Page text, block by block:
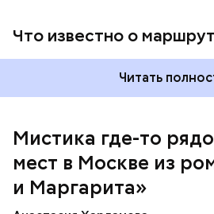
Что известно о
Читать
Мистика где-то
мест в Москве из
и Маргарита»
На данный момент квартира
стала Музеем Булгакова. В ней
атмосфера жизни и быта
количеством вещей, которые